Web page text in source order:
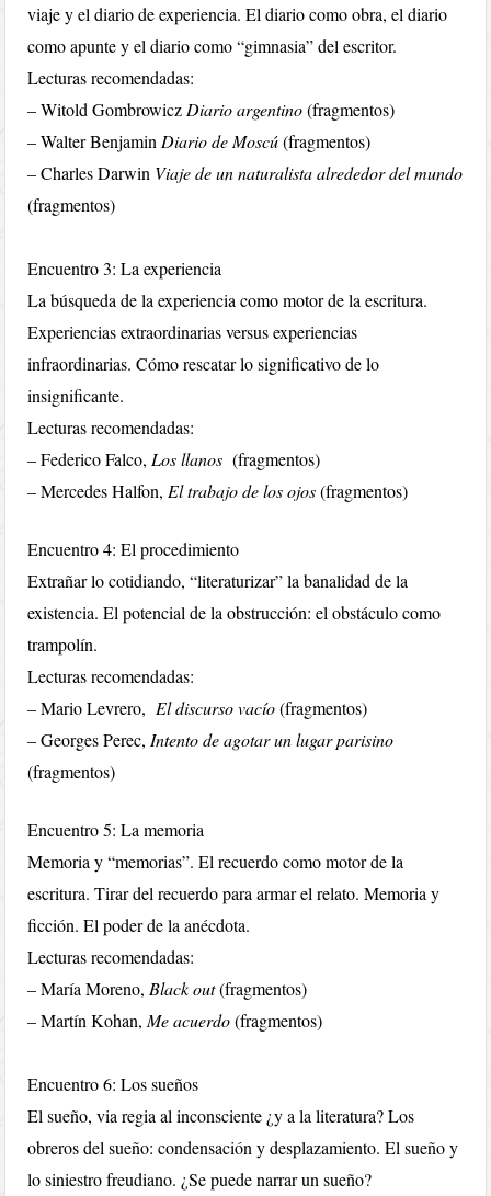
viaje y el diario de experiencia. El diario como obra, el diario
como apunte y el diario como “gimnasia” del escritor.
Lecturas recomendadas:
– Witold Gombrowicz Diario argentino(fragmentos)
– Walter Benjamin Diario de Moscú(fragmentos)
– Charles Darwin Viaje de un naturalista alrededor del mundo
(fragmentos)
Encuentro 3: La experiencia
La búsqueda de la experiencia como motor de la escritura.
Experiencias extraordinarias versus experiencias
infraordinarias. Cómo rescatar lo significativo de lo
insignificante.
Lecturas recomendadas:
– Federico Falco, Los llanos (fragmentos)
– Mercedes Halfon, El trabajo de los ojos(fragmentos)
Encuentro 4: El procedimiento
Extrañar lo cotidiando, “literaturizar” la banalidad de la
existencia. El potencial de la obstrucción: el obstáculo como
trampolín.
Lecturas recomendadas:
– Mario Levrero, El discurso vacío(fragmentos)
– Georges Perec, Intento de agotar un lugar parisino
(fragmentos)
Encuentro 5: La memoria
Memoria y “memorias”. El recuerdo como motor de la
escritura. Tirar del recuerdo para armar el relato. Memoria y
ficción. El poder de la anécdota.
Lecturas recomendadas:
– María Moreno, Black out(fragmentos)
– Martín Kohan, Me acuerdo(fragmentos)
Encuentro 6: Los sueños
El sueño, via regia al inconsciente ¿y a la literatura? Los
obreros del sueño: condensación y desplazamiento. El sueño y
lo siniestro freudiano. ¿Se puede narrar un sueño?